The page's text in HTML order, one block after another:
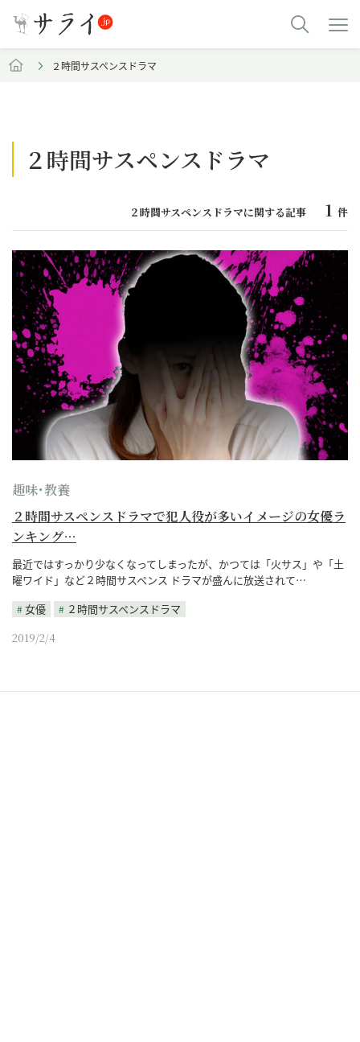
２時間サスペンスドラマ
２時間サスペンスドラマ
２時間サスペンスドラマに関する記事 1 件
趣味･教養
２時間サスペンスドラマで犯人役が多いイメージの女優ラ
ンキング…
最近ではすっかり少なくなってしまったが、かつては「火サス」や「土
曜ワイド」など２時間サスペンス ドラマが盛んに放送されて…
女優
２時間サスペンスドラマ
2019/2/4